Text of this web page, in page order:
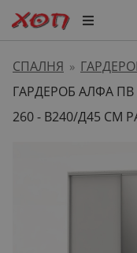
СПАЛНЯ »
ГАРДЕРОБ АЛФА
260 - В240/Д45 СМ